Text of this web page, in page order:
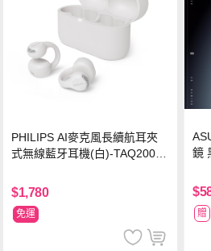
PHILIPS AI麥克風長續航耳夾
式無線藍牙耳機(白)-TAQ2000
$1,780
免運
鏡
贈